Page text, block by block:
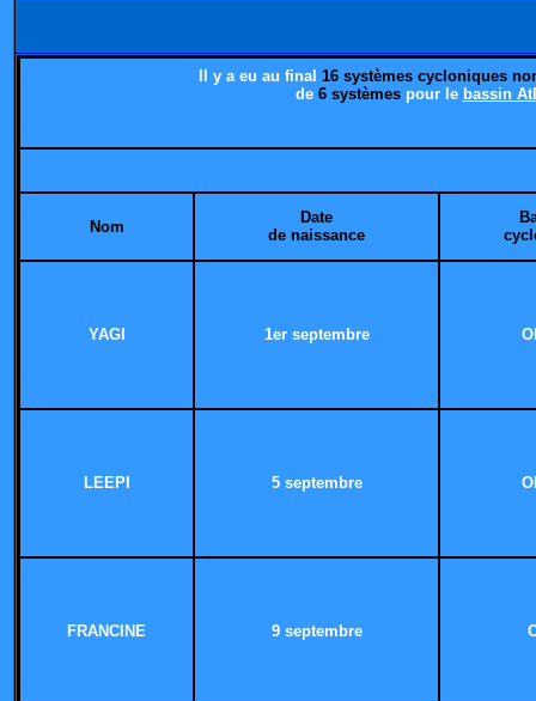
Il y a eu au final 16 systèmes cycloniques
de 6 systèmespour le bassin
Nom
Date
de naissance
YAGI 1er septembre
LEEPI 5 septembre
FRANCINE 9 septembre